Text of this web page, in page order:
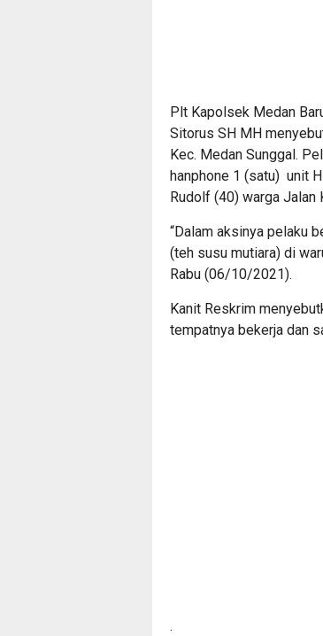
Plt Kapolsek Medan
Sitorus SH MH
Kec. Medan Sunggal.
hanphone 1 (satu) unit
Rudolf (40) warga Jalan
“Dalam aksinya pelaku
(teh susu mutiara) di
Rabu (06/10/2021).
Kanit Reskrim
tempatnya bekerja dan
.